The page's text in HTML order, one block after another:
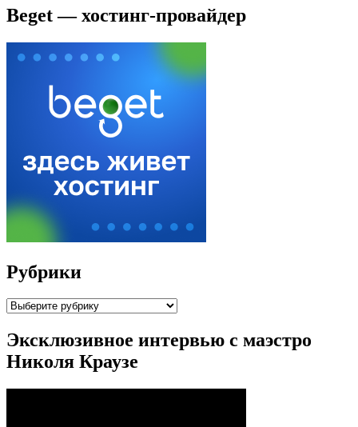
Beget — хостинг-провайдер
Рубрики
Рубрики
Эксклюзивное интервью с маэстро
Николя Краузе